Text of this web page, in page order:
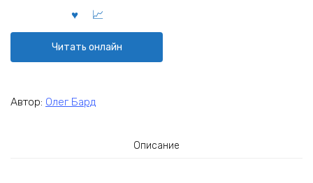
Читать онлайн
Автор: Олег Бард
Описание